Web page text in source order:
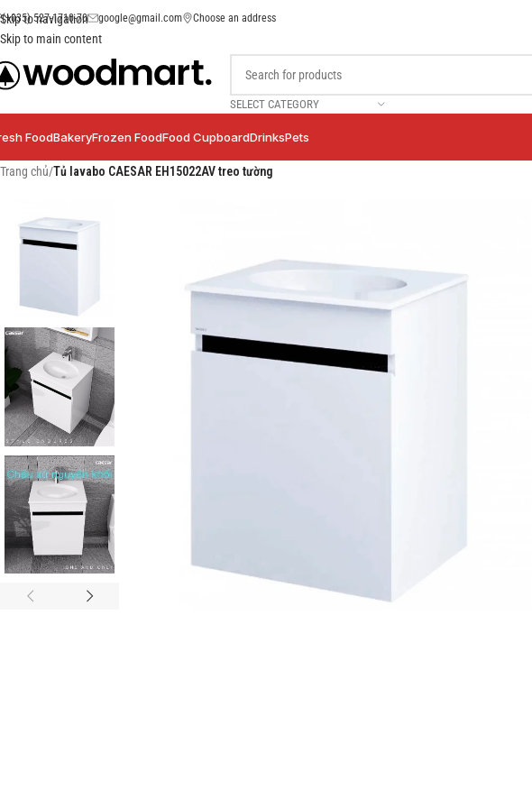
Skip to navigation
Skip to main content
(+035) 527-1710-70 google@gmail.com Choose an address
SELECT CATEGORY
FoodBakeryFrozen FoodFood CupboardDrinksPets
Trang chủ/Tủ lavabo CAESAR EH15022AV treo tường